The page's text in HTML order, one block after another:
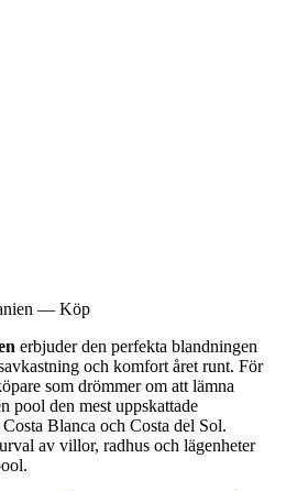
— Köp
erbjuder den perfekta blandningen
och komfort året runt. För
som drömmer om att lämna
pool den mest uppskattade
Blanca och Costa del Sol.
av villor, radhus och lägenheter